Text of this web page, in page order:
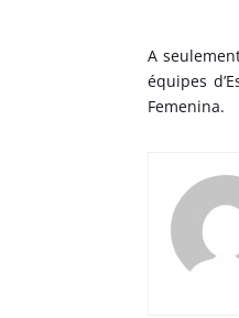
A
équipes
Femenina.